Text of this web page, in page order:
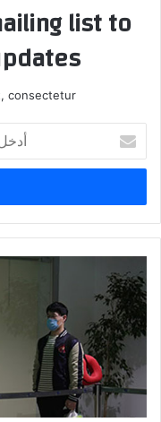
list to
consectetur.
بريدك
الإلكتروني